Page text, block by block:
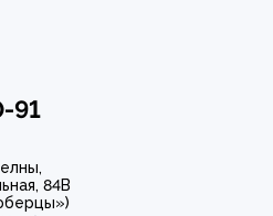
91
84В